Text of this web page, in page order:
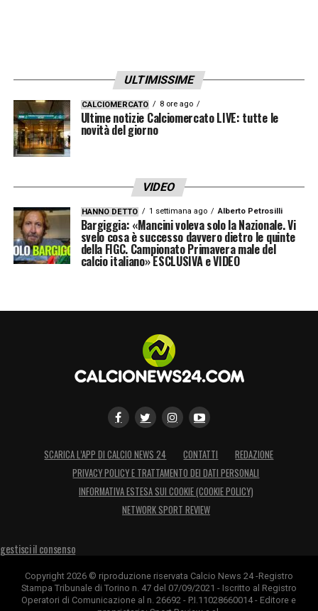
ULTIMISSIME
CALCIOMERCATO 8 ore ago
Ultime notizie Calciomercato LIVE: tutte le
novità del giorno
VIDEO
HANNO DETTO 1 settimana ago Alberto Petrosilli
Bargiggia: «Mancini voleva solo la Nazionale. Vi
svelo cosa è successo davvero dietro le quinte
della FIGC. Campionato Primavera male del
calcio italiano» ESCLUSIVA e VIDEO
SCARICA L’APP DI CALCIO NEWS 24 CONTATTI
REDAZIONE
PRIVACY POLICY E TRATTAMENTO DEI DATI PERSONALI
INFORMATIVA ESTESA SUI COOKIE (COOKIE POLICY)
NETWORK SPORT REVIEW
gestisci il consenso
Copyright 2026 © riproduzione riservata Calcio News 24 -Registro
Stampa Tribunale di Torino n. 47 del 07/09/2021 - Iscritto al Registro
Operatori di Comunicazione al n. 26692 - P.I.11028660014 - Editore e